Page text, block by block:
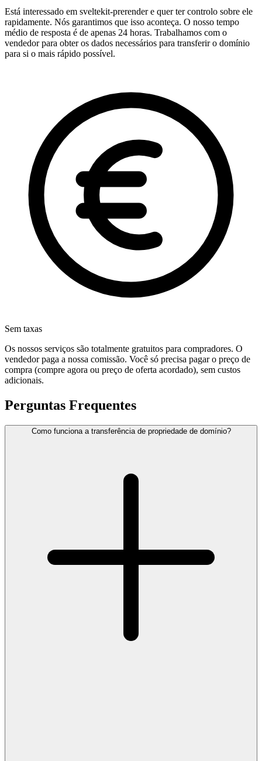
Está interessado em sveltekit-prerender e quer ter controlo sobre ele
rapidamente. Nós garantimos que isso aconteça. O nosso tempo
médio de resposta é de apenas 24 horas. Trabalhamos com o
vendedor para obter os dados necessários para transferir o domínio
para si o mais rápido possível.
Sem taxas
Os nossos serviços são totalmente gratuitos para compradores. O
vendedor paga a nossa comissão. Você só precisa pagar o preço de
compra (compre agora ou preço de oferta acordado), sem custos
adicionais.
Perguntas Frequentes
Como funciona a transferência de propriedade de domínio?